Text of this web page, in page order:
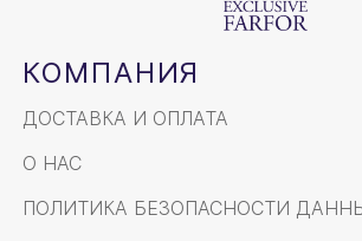
КОМПАНИЯ
ДОСТАВКА И ОПЛАТА
О НАС
ПОЛИТИКА БЕЗОПАСНОСТИ